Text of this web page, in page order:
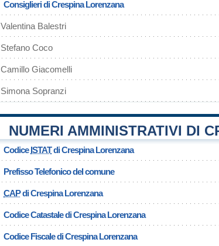
Consiglieri di Crespina Lorenzana
Valentina Balestri
Stefano Coco
Camillo Giacomelli
Simona Sopranzi
NUMERI AMMINISTRATIVI DI
CodiceISTATdi Crespina Lorenzana
Prefisso Telefonico del comune
CAPdi Crespina Lorenzana
Codice Catastale di Crespina Lorenzana
Codice Fiscale di Crespina Lorenzana